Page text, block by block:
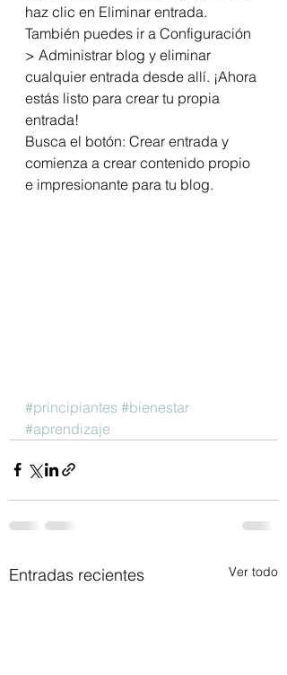
haz clic en Eliminar entrada.
También puedes ir a Configuración
> Administrar blog y eliminar
cualquier entrada desde allí. ¡Ahora
estás listo para crear tu propia
entrada!
Busca el botón: Crear entrada y
comienza a crear contenido propio
e impresionante para tu blog.
#principiantes #bienestar
#aprendizaje
Entradas recientes Ver todo